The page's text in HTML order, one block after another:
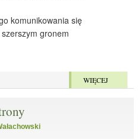
komunikowania się
gronem
WIĘCEJ